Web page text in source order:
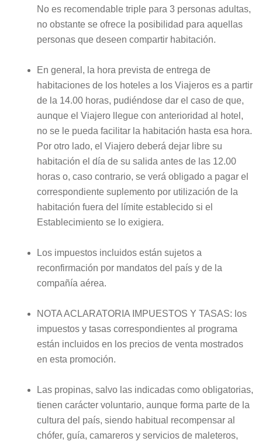
No es recomendable triple para 3 personas adultas,
no obstante se ofrece la posibilidad para aquellas
personas que deseen compartir habitación.
En general, la hora prevista de entrega de
habitaciones de los hoteles a los Viajeros es a partir
de la 14.00 horas, pudiéndose dar el caso de que,
aunque el Viajero llegue con anterioridad al hotel,
no se le pueda facilitar la habitación hasta esa hora.
Por otro lado, el Viajero deberá dejar libre su
habitación el día de su salida antes de las 12.00
horas o, caso contrario, se verá obligado a pagar el
correspondiente suplemento por utilización de la
habitación fuera del límite establecido si el
Establecimiento se lo exigiera.
Los impuestos incluidos están sujetos a
reconfirmación por mandatos del país y de la
compañía aérea.
NOTA ACLARATORIA IMPUESTOS Y TASAS: los
impuestos y tasas correspondientes al programa
están incluidos en los precios de venta mostrados
en esta promoción.
Las propinas, salvo las indicadas como obligatorias,
tienen carácter voluntario, aunque forma parte de la
cultura del país, siendo habitual recompensar al
chófer, guía, camareros y servicios de maleteros,